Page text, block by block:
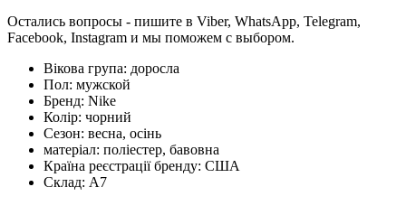
Остались вопросы - пишите в Viber, WhatsApp, Telegram,
Facebook, Instagram и мы поможем с выбором.
Вікова група: доросла
Пол: мужской
Бренд: Nike
Колір: чорний
Сезон: весна, осінь
матеріал: поліестер, бавовна
Країна реєстрації бренду: США
Склад: А7